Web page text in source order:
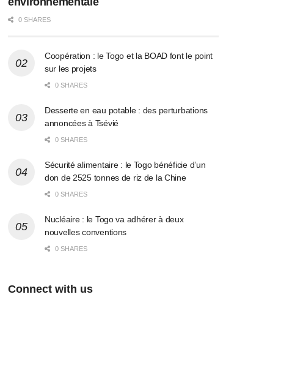
0 SHARES
Coopération : le Togo et la BOAD font le point
sur les projets
0 SHARES
Desserte en eau potable : des perturbations
annoncées à Tsévié
0 SHARES
Sécurité alimentaire : le Togo bénéficie d’un
don de 2525 tonnes de riz de la Chine
0 SHARES
Nucléaire : le Togo va adhérer à deux
nouvelles conventions
0 SHARES
Connect with us